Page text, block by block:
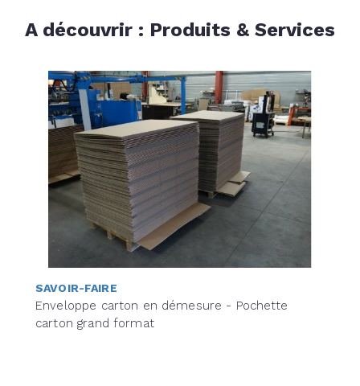
A découvrir : Produits & Services
SAVOIR-FAIRE
Enveloppe carton en démesure - Pochette
carton grand format